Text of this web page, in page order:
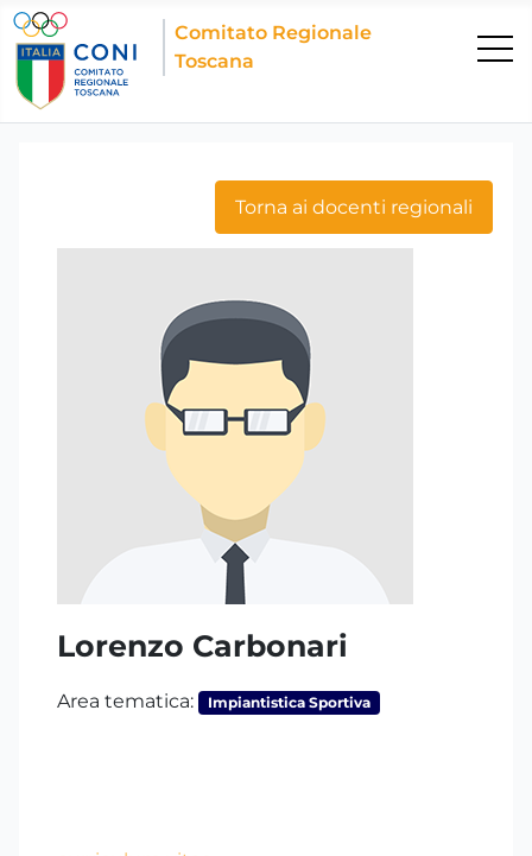
Comitato Regionale
Toscana
Torna ai docenti regionali
Lorenzo Carbonari
Area tematica: Impiantistica Sportiva